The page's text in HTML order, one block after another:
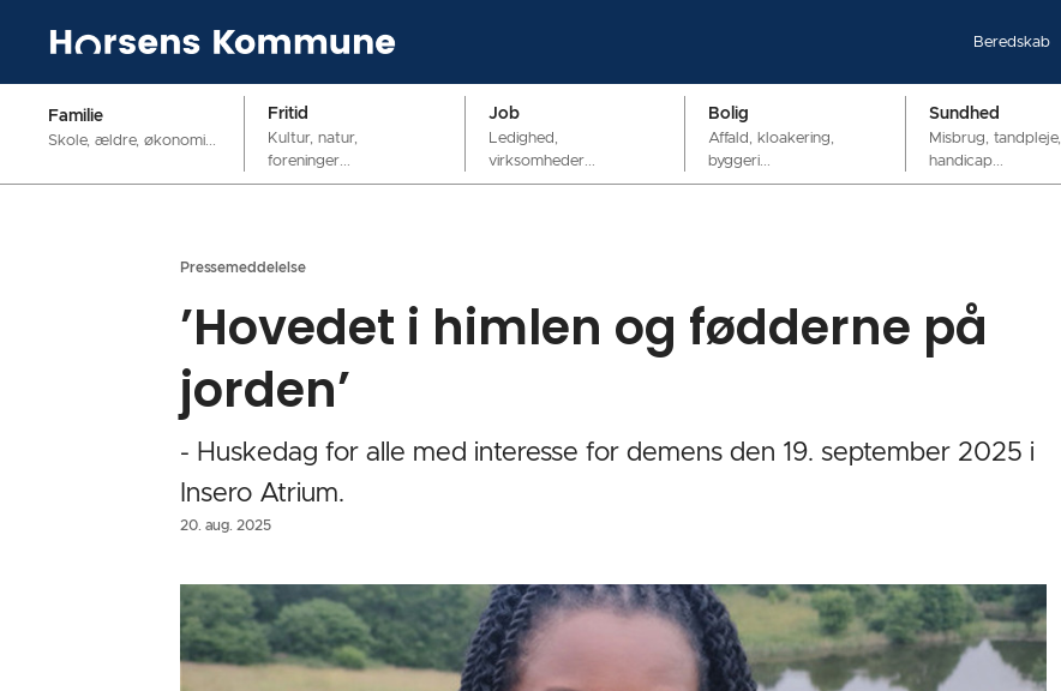
Beredskab
Familie
Skole, ældre, økonomi...
Fritid
Kultur, natur,
foreninger...
Job
Ledighed,
virksomheder...
Bolig
Affald, kloakering,
byggeri...
Sundhed
Misbrug, tandpleje,
handicap...
Pressemeddelelse
’Hovedet i himlen og fødderne på
jorden’
- Huskedag for alle med interesse for demens den 19. september 2025 i
Insero Atrium.
20. aug. 2025